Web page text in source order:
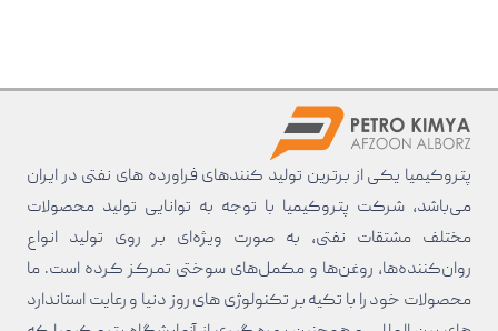
پتروکیمیا یکی از برترین تولید کنند‌های فراورده های نفتی در ایران
می‌باشد، شرکت پتروکیمیا با توجه به توانایی تولید محصولات
مختلف مشتقات نفتی، به صورت ویژه‌ای بر روی تولید انواع
روان‌کننده‌ها، روغن‌ها و مکمل‌های سوختی تمرکز کرده است. ما
محصولات خود را با تکیه بر تکنولوژی های روز دنیا و رعایت استاندارد